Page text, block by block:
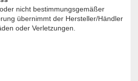
nicht bestimmungsgemäßer
übernimmt der Hersteller/Händler
oder Verletzungen.